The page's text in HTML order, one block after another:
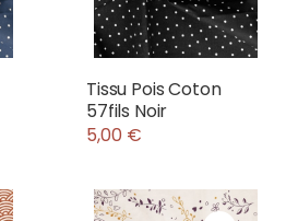
Tissu Pois Coton
57fils Noir
5,00 €